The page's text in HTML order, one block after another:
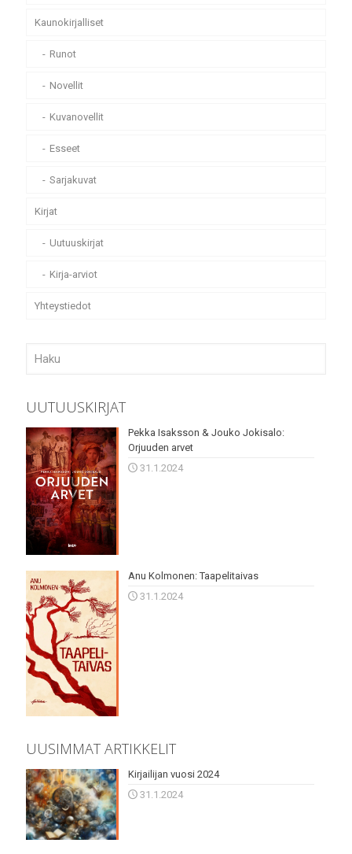
Kaunokirjalliset
Runot
Novellit
Kuvanovellit
Esseet
Sarjakuvat
Kirjat
Uutuuskirjat
Kirja-arviot
Yhteystiedot
UUTUUSKIRJAT
Pekka Isaksson & Jouko Jokisalo:
Orjuuden arvet
31.1.2024
Anu Kolmonen: Taapelitaivas
31.1.2024
UUSIMMAT ARTIKKELIT
Kirjailijan vuosi 2024
31.1.2024